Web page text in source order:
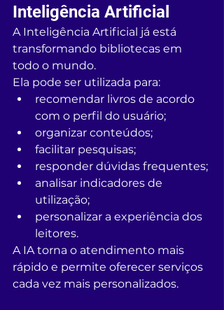
Inteligência Artificial
A Inteligência Artificial já está
transformando bibliotecas em
todo o mundo.
Ela pode ser utilizada para:
recomendar livros de acordo
com o perfil do usuário;
organizar conteúdos;
facilitar pesquisas;
responder dúvidas frequentes;
analisar indicadores de
utilização;
personalizar a experiência dos
leitores.
A IA torna o atendimento mais
rápido e permite oferecer serviços
cada vez mais personalizados.